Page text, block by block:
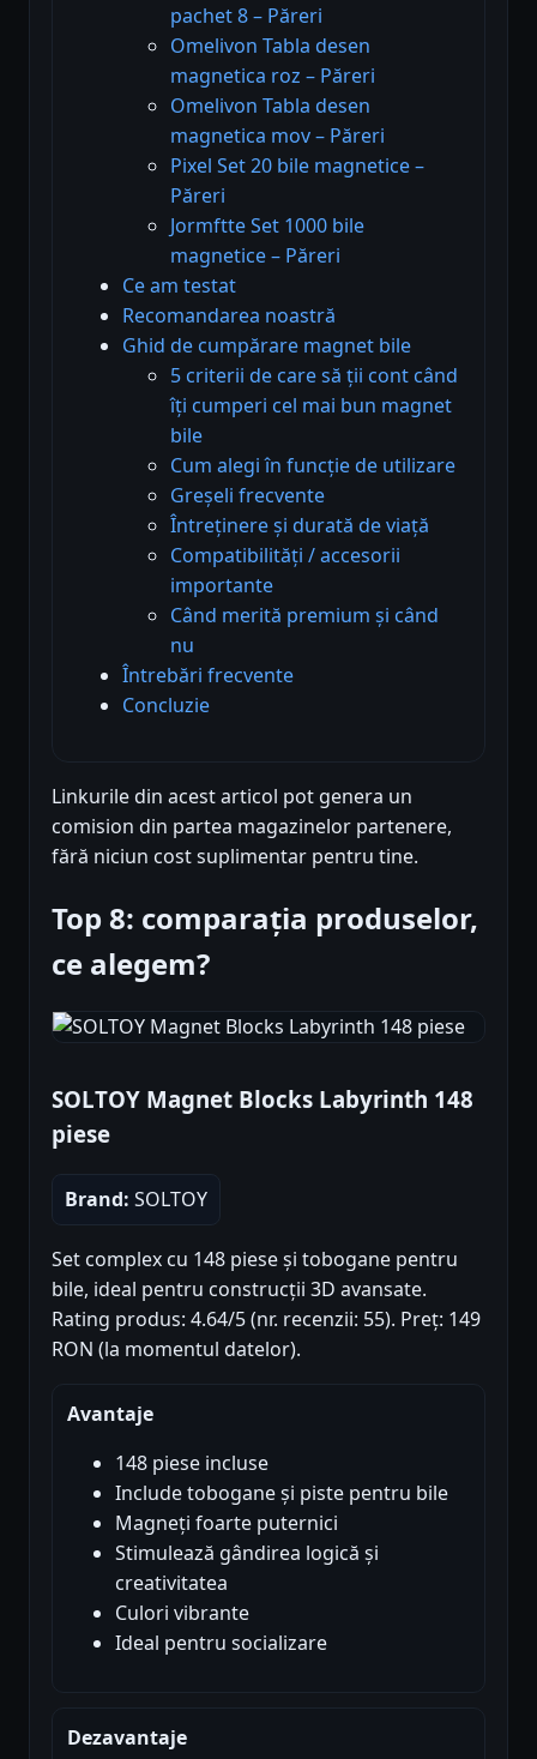
pachet 8 – Păreri
Omelivon Tabla desen
magnetica roz – Păreri
Omelivon Tabla desen
magnetica mov – Păreri
Pixel Set 20 bile magnetice –
Păreri
Jormftte Set 1000 bile
magnetice – Păreri
Ce am testat
Recomandarea noastră
Ghid de cumpărare magnet bile
5 criterii de care să ții cont când
îți cumperi cel mai bun magnet
bile
Cum alegi în funcție de utilizare
Greșeli frecvente
Întreținere și durată de viață
Compatibilități / accesorii
importante
Când merită premium și când
nu
Întrebări frecvente
Concluzie
Linkurile din acest articol pot genera un
comision din partea magazinelor partenere,
fără niciun cost suplimentar pentru tine.
Top 8: comparația produselor,
ce alegem?
SOLTOY Magnet Blocks Labyrinth 148
piese
Brand: SOLTOY
Set complex cu 148 piese și tobogane pentru
bile, ideal pentru construcții 3D avansate.
Rating produs: 4.64/5 (nr. recenzii: 55). Preț: 149
RON (la momentul datelor).
Avantaje
148 piese incluse
Include tobogane și piste pentru bile
Magneți foarte puternici
Stimulează gândirea logică și
creativitatea
Culori vibrante
Ideal pentru socializare
Dezavantaje